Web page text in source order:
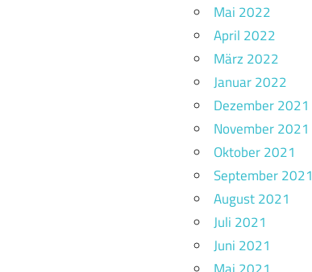
Mai 2022
April 2022
März 2022
Januar 2022
Dezember 2021
November 2021
Oktober 2021
September 2021
August 2021
Juli 2021
Juni 2021